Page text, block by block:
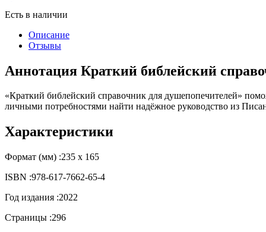
Есть в наличии
Описание
Отзывы
Аннотация Краткий библейский
«Краткий библейский справочник для душепопечителей»
личными потребностями найти надёжное руководство из
Характеристики
Формат (мм) :235 х 165
ISBN :978-617-7662-65-4
Год издания :2022
Страницы :296